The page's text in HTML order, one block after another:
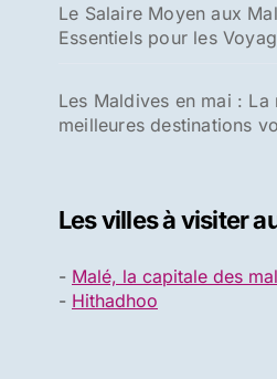
Le Salaire Moyen aux
Essentiels pour les
Les Maldives en mai : La
meilleures destinations
Les villes à visiter
- Malé, la capitale des
- Hithadhoo